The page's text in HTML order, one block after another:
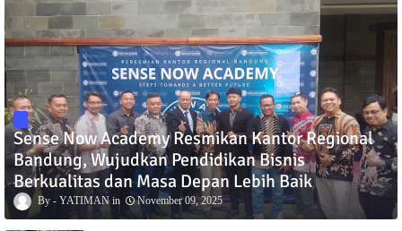
Sense Now Academy Resmikan Kantor Regional
Bandung, Wujudkan Pendidikan Bisnis
Berkualitas dan Masa Depan Lebih Baik
YATIMAN November 09, 2025